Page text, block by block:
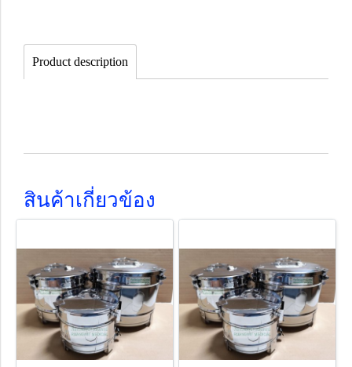
Product description
สินค้าเกี่ยวข้อง